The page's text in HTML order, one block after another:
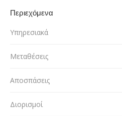
Περιεχόμενα
Υπηρεσιακά
Μεταθέσεις
Αποσπάσεις
Διορισμοί